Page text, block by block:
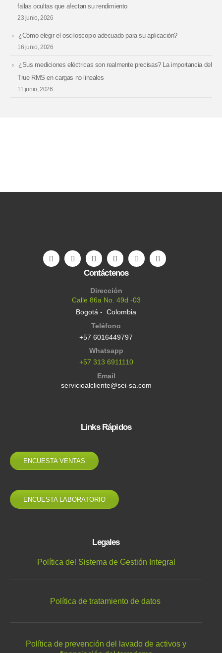
fallas ocultas que afectan su rendimiento
23 junio, 2026
¿Cómo elegir el osciloscopio adecuado para su aplicación?
16 junio, 2026
¿Sus mediciones eléctricas son realmente precisas? La importancia del
True RMS en cargas no lineales
11 junio, 2026
Contáctenos
Dirección
Calle 86a No. 49d -03
Bogotá - Colombia
Teléfono
+57 6016449797
Whatsapp
+57 313 6911110
Email
servicioalcliente@sei-sa.com
Links Rápidos
ENCUESTA VENTAS
ENCUESTA LABORATORIO
Legales
Política del Sistema de Gestión Integral
Política de tratamiento de datos
Política de prevención del lavado de activos y